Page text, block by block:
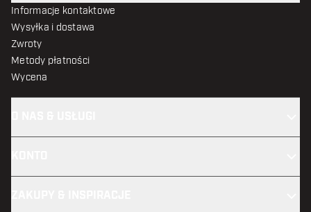
Informacje kontaktowe
Wysyłka i dostawa
Zwroty
Metody płatności
Wycena